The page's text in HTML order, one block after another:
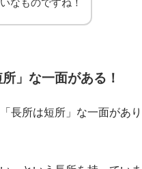
なものですね！
」な一面がある！
長所は短所」な一面があり